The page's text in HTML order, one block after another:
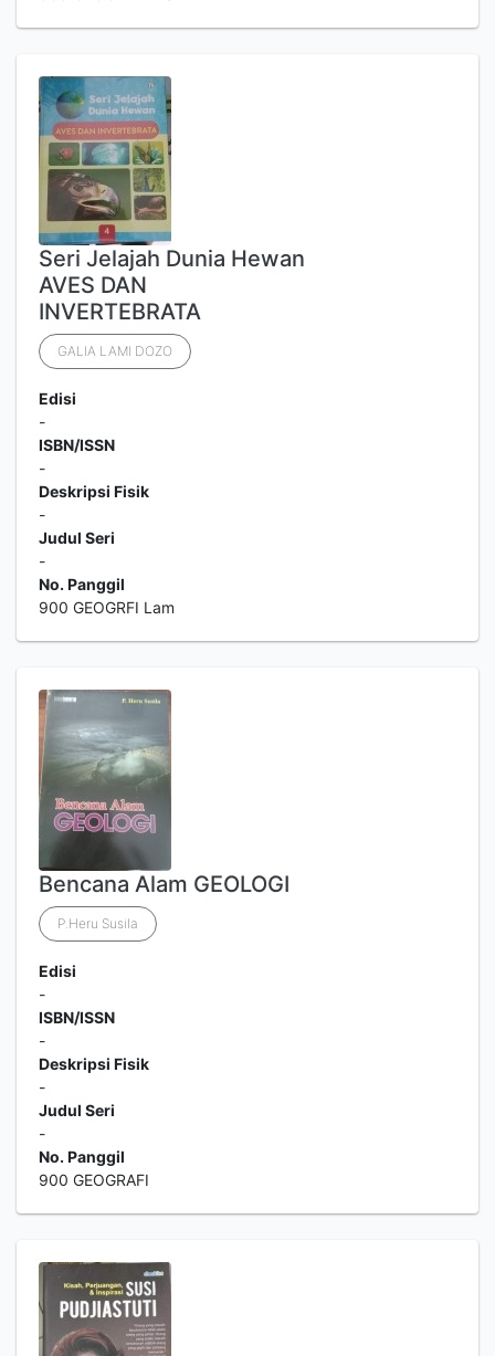
Seri Jelajah Dunia Hewan
AVES DAN
INVERTEBRATA
GALIA LAMI DOZO
Edisi
-
ISBN/ISSN
-
Deskripsi Fisik
-
Judul Seri
-
No. Panggil
900 GEOGRFI Lam
Bencana Alam GEOLOGI
P.Heru Susila
Edisi
-
ISBN/ISSN
-
Deskripsi Fisik
-
Judul Seri
-
No. Panggil
900 GEOGRAFI